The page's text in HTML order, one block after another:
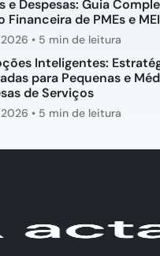
e Despesas: Guia
Financeira de PMEs e
• 5 min de leitura
Inteligentes:
para Pequenas e
de Serviços
• 5 min de leitura